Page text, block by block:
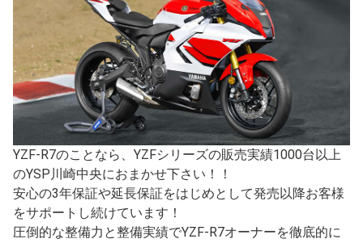
YZF-R7のことなら、YZFシリーズの販売実績1000台以上
のYSP川崎中央におまかせ下さい！！
安心の3年保証や延長保証をはじめとして発売以降お客様
をサポートし続けています！
圧倒的な整備力と整備実績でYZF-R7オーナーを徹底的に